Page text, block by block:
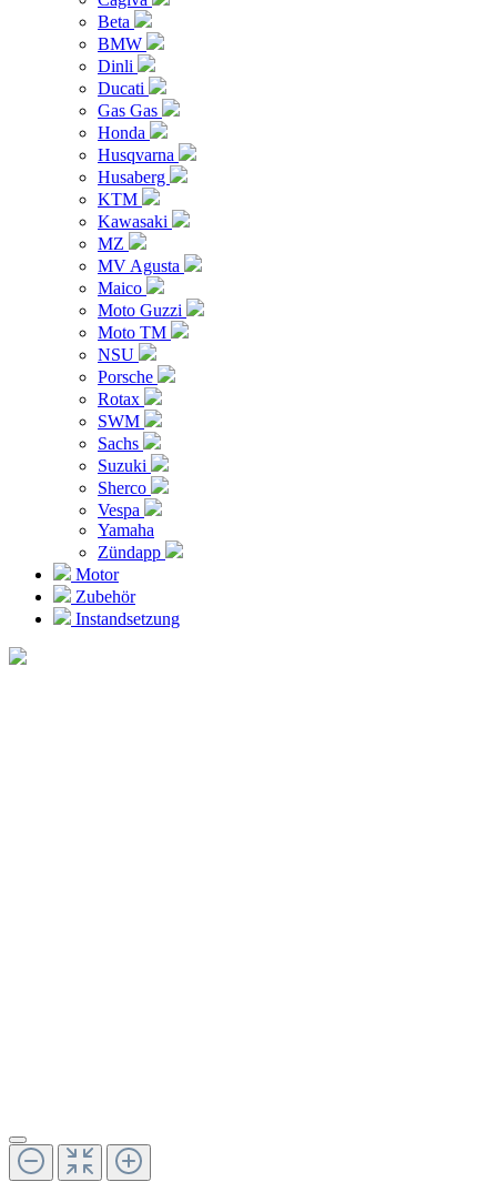
Beta
BMW
Dinli
Ducati
Gas Gas
Honda
Husqvarna
Husaberg
KTM
Kawasaki
MZ
MV Agusta
Maico
Moto Guzzi
Moto TM
NSU
Porsche
Rotax
SWM
Sachs
Suzuki
Sherco
Vespa
Yamaha
Zündapp
Motor
Zubehör
Instandsetzung